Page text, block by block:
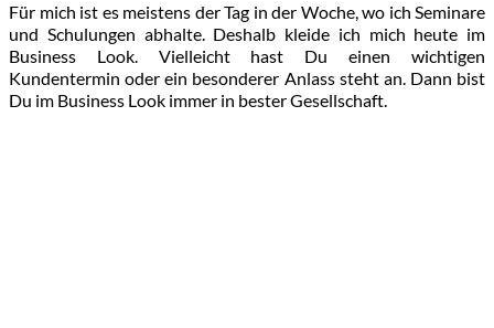
Für mich ist es meistens der Tag in der Woche, wo ich Seminare
und Schulungen abhalte. Deshalb kleide ich mich heute im
Business Look. Vielleicht hast Du einen wichtigen
Kundentermin oder ein besonderer Anlass steht an. Dann bist
Du im Business Look immer in bester Gesellschaft.